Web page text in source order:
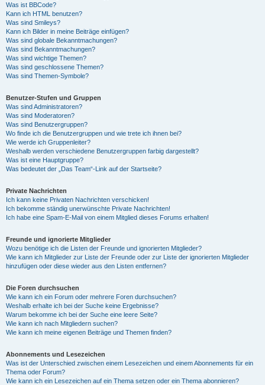
Was ist BBCode?
Kann ich HTML benutzen?
Was sind Smileys?
Kann ich Bilder in meine Beiträge einfügen?
Was sind globale Bekanntmachungen?
Was sind Bekanntmachungen?
Was sind wichtige Themen?
Was sind geschlossene Themen?
Was sind Themen-Symbole?
Benutzer-Stufen und Gruppen
Was sind Administratoren?
Was sind Moderatoren?
Was sind Benutzergruppen?
Wo finde ich die Benutzergruppen und wie trete ich ihnen bei?
Wie werde ich Gruppenleiter?
Weshalb werden verschiedene Benutzergruppen farbig dargestellt?
Was ist eine Hauptgruppe?
Was bedeutet der „Das Team“-Link auf der Startseite?
Private Nachrichten
Ich kann keine Privaten Nachrichten verschicken!
Ich bekomme ständig unerwünschte Private Nachrichten!
Ich habe eine Spam-E-Mail von einem Mitglied dieses Forums erhalten!
Freunde und ignorierte Mitglieder
Wozu benötige ich die Listen der Freunde und ignorierten Mitglieder?
Wie kann ich Mitglieder zur Liste der Freunde oder zur Liste der ignorierten Mitglieder
hinzufügen oder diese wieder aus den Listen entfernen?
Die Foren durchsuchen
Wie kann ich ein Forum oder mehrere Foren durchsuchen?
Weshalb erhalte ich bei der Suche keine Ergebnisse?
Warum bekomme ich bei der Suche eine leere Seite?
Wie kann ich nach Mitgliedern suchen?
Wie kann ich meine eigenen Beiträge und Themen finden?
Abonnements und Lesezeichen
Was ist der Unterschied zwischen einem Lesezeichen und einem Abonnements für ein
Thema oder Forum?
Wie kann ich ein Lesezeichen auf ein Thema setzen oder ein Thema abonnieren?